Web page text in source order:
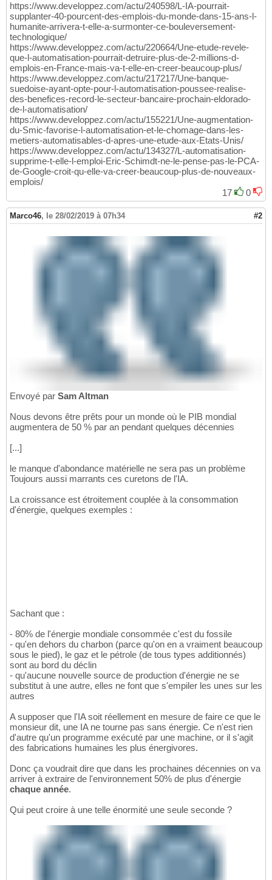
https://www.developpez.com/actu/240598/L-IA-pourrait-
supplanter-40-pourcent-des-emplois-du-monde-dans-15-ans-l-
humanite-arrivera-t-elle-a-surmonter-ce-bouleversement-
technologique/
https://www.developpez.com/actu/220664/Une-etude-revele-
que-l-automatisation-pourrait-detruire-plus-de-2-millions-d-
emplois-en-France-mais-va-t-elle-en-creer-beaucoup-plus/
https://www.developpez.com/actu/217217/Une-banque-
suedoise-ayant-opte-pour-l-automatisation-poussee-realise-
des-benefices-record-le-secteur-bancaire-prochain-eldorado-
de-l-automatisation/
https://www.developpez.com/actu/155221/Une-augmentation-
du-Smic-favorise-l-automatisation-et-le-chomage-dans-les-
metiers-automatisables-d-apres-une-etude-aux-Etats-Unis/
https://www.developpez.com/actu/134327/L-automatisation-
supprime-t-elle-l-emploi-Eric-Schimdt-ne-le-pense-pas-le-PCA-
de-Google-croit-qu-elle-va-creer-beaucoup-plus-de-nouveaux-
emplois/
17
0
Marco46, le 28/02/2019 à 07h34 #2
Envoyé par Sam Altman
Nous devons être prêts pour un monde où le PIB mondial
augmentera de 50 % par an pendant quelques décennies
[...]
le manque d'abondance matérielle ne sera pas un problème
Toujours aussi marrants ces curetons de l'IA.
La croissance est étroitement couplée à la consommation
d'énergie, quelques exemples :
Sachant que :
- 80% de l'énergie mondiale consommée c'est du fossile
- qu'en dehors du charbon (parce qu'on en a vraiment beaucoup
sous le pied), le gaz et le pétrole (de tous types additionnés)
sont au bord du déclin
- qu'aucune nouvelle source de production d'énergie ne se
substitut à une autre, elles ne font que s'empiler les unes sur les
autres
A supposer que l'IA soit réellement en mesure de faire ce que le
monsieur dit, une IA ne tourne pas sans énergie. Ce n'est rien
d'autre qu'un programme exécuté par une machine, or il s'agit
des fabrications humaines les plus énergivores.
Donc ça voudrait dire que dans les prochaines décennies on va
arriver à extraire de l'environnement 50% de plus d'énergie
chaque année.
Qui peut croire à une telle énormité une seule seconde ?